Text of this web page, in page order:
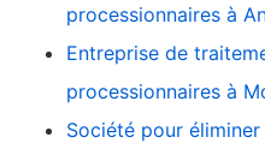
processionnaires à
Entreprise de
processionnaires à
Société pour